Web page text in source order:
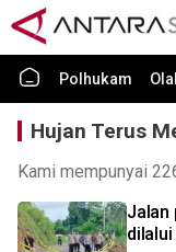
Polhukam
Hujan Terus
Kami mempunyai
Jalan